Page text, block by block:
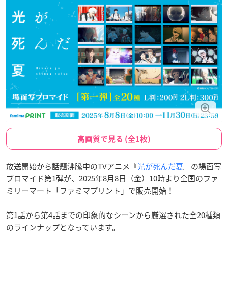
高画質で見る (全1枚)
放送開始から話題沸騰中のTVアニメ『光が死んだ夏』の場面写
ブロマイド第1弾が、2025年8月8日（金）10時より全国のファ
ミリーマート「ファミマプリント」で販売開始！
第1話から第4話までの印象的なシーンから厳選された全20種類
のラインナップとなっています。